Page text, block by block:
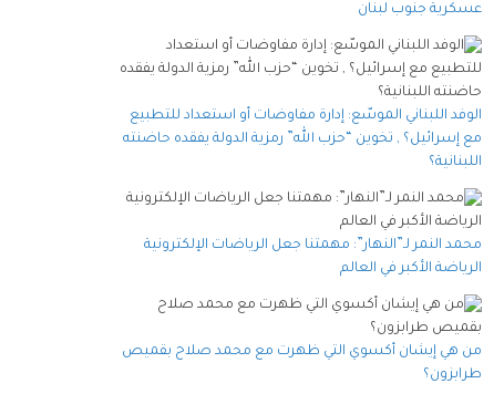
عسكرية جنوب لبنان
الوفد اللبناني الموسّع: إدارة مفاوضات أو استعداد للتطبيع
مع إسرائيل؟ , تخوين “حزب الله” رمزية الدولة يفقده حاضنته
اللبنانية؟
محمد النمر لـ”النهار”: مهمتنا جعل الرياضات الإلكترونية
الرياضة الأكبر في العالم
من هي إيشان أكسوي التي ظهرت مع محمد صلاح بقميص
طرابزون؟